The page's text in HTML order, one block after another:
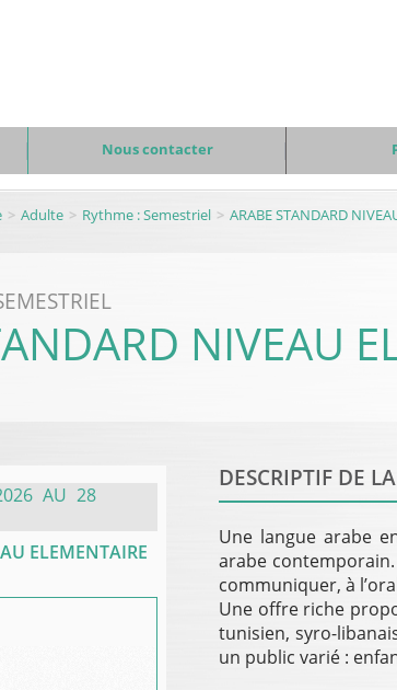
Nous contacter
Adulte Rythme : Semestriel ARABE STANDARD
NIVEAU
AU 28
ELEMENTAIRE
DESCRIPTIF DE
Une langue arabe
arabe
communiquer, à
Une offre riche
tunisien, syro-
un public varié :